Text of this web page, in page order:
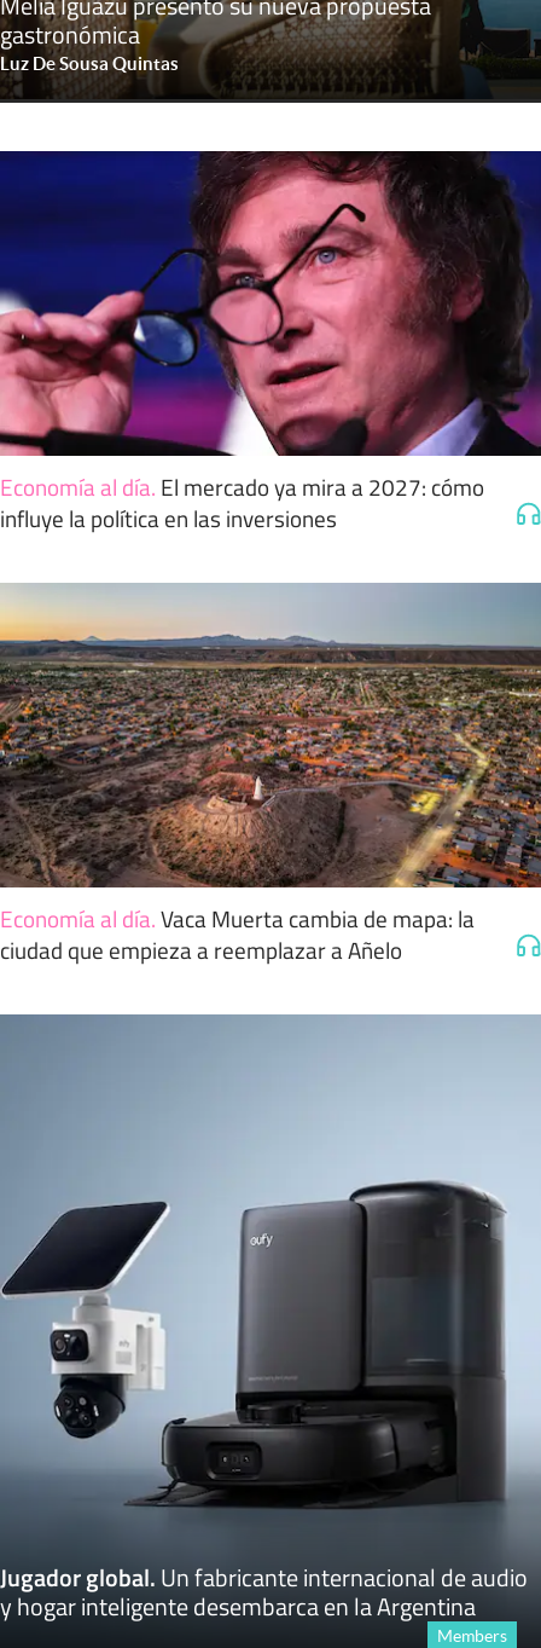
gastronómica
Luz De Sousa Quintas
Economía al día. El mercado ya mira a 2027: cómo
influye la política en las inversiones
Economía al día.Vaca Muerta cambia de mapa: la
ciudad que empieza a reemplazar a Añelo
Jugador global.Un fabricante internacional de audio
y hogar inteligente desembarca en la Argentina
Members